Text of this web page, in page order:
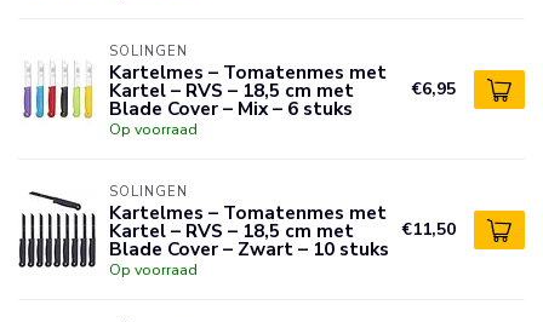
SOLINGEN
Kartelmes – Tomatenmes met
Kartel – RVS – 18,5 cm met
Blade Cover – Mix – 6 stuks
Op voorraad
€6,95
SOLINGEN
Kartelmes – Tomatenmes met
Kartel – RVS – 18,5 cm met
Blade Cover – Zwart – 10 stuks
Op voorraad
€11,50